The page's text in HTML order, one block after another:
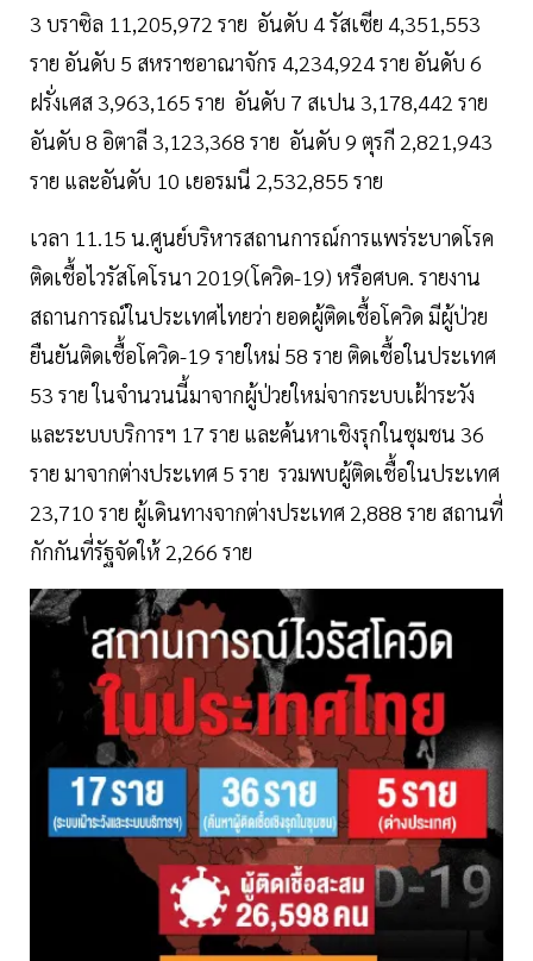
3 บราซิล 11,205,972 ราย อันดับ 4 รัสเซีย 4,351,553
ราย อันดับ 5 สหราชอาณาจักร 4,234,924 ราย อันดับ 6
ฝรั่งเศส 3,963,165 ราย อันดับ 7 สเปน 3,178,442 ราย
อันดับ 8 อิตาลี 3,123,368 ราย อันดับ 9 ตุรกี 2,821,943
ราย และอันดับ 10 เยอรมนี 2,532,855 ราย
เวลา 11.15 น.ศูนย์บริหารสถานการณ์การแพร่ระบาดโรค
ติดเชื้อไวรัสโคโรนา 2019(โควิด-19) หรือศบค. รายงาน
สถานการณ์ในประเทศไทยว่า ยอดผู้ติดเชื้อโควิด มีผู้ป่วย
ยืนยันติดเชื้อโควิด-19 รายใหม่ 58 ราย ติดเชื้อในประเทศ
53 ราย ในจำนวนนี้มาจากผู้ป่วยใหม่จากระบบเฝ้าระวัง
และระบบบริการฯ 17 ราย และค้นหาเชิงรุกในชุมชน 36
ราย มาจากต่างประเทศ 5 ราย รวมพบผู้ติดเชื้อในประเทศ
23,710 ราย ผู้เดินทางจากต่างประเทศ 2,888 ราย สถานที่
กักกันที่รัฐจัดให้ 2,266 ราย